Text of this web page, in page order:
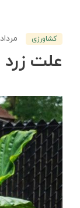
کشاورزی مرداد 22, 1403
علت